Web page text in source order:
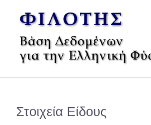
Στοιχεία Είδους